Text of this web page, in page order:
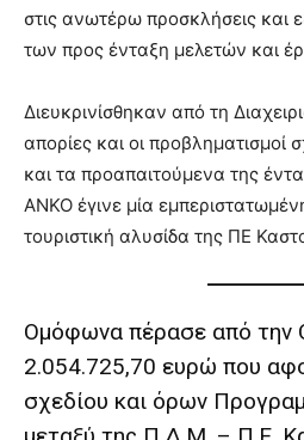
στις ανωτέρω προσκλήσεις και
των προς ένταξη μελετών και
Διευκρινίσθηκαν από τη
απορίες και οι προβληματισμοί
και τα προαπαιτούμενα της
ΑΝΚΟ έγινε μία
τουριστική αλυσίδα της ΠΕ
Ομόφωνα πέρασε από την
2.054.725,70 ευρώ που
σχεδίου και όρων